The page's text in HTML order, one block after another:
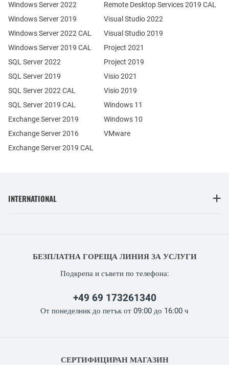
Windows Server 2022
Windows Server 2019
Exchange Server 2019
Exchange Server 2016
SQL Server 2022
SQL Server 2019
Windows Server 2022 CAL
Windows Server 2019 CAL
SQL Server 2022 CAL
SQL Server 2019 CAL
Remote Desktop Services 2019 CAL
Exchange Server 2019 CAL
Visual Studio 2022
Visual Studio 2019
Project 2021
Project 2019
Visio 2021
Visio 2019
Windows 11
Windows 10
VMware
INTERNATIONAL
БЕЗПЛАТНА ГОРЕЩА ЛИНИЯ ЗА УСЛУГИ
Подкрепа и съвети по телефона:
+49 69 173261340
От понеделник до петък от 09:00 до 16:00 ч
СЕРТИФИЦИРАН МАГАЗИН